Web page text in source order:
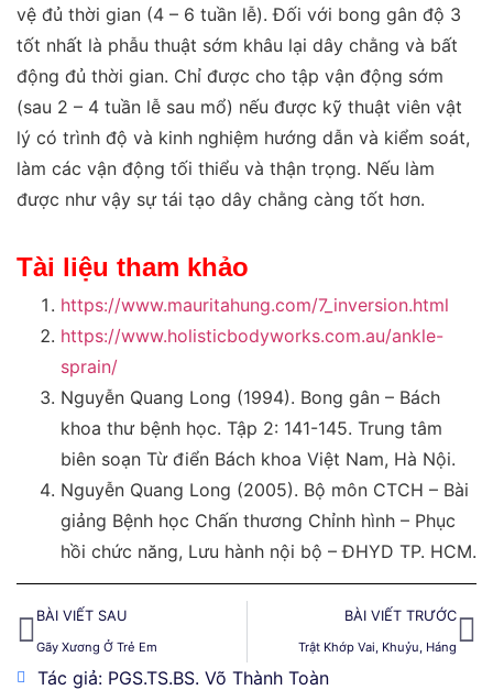
vệ đủ thời gian (4 – 6 tuần lễ). Đối với bong gân độ 3
tốt nhất là phẫu thuật sớm khâu lại dây chằng và bất
động đủ thời gian. Chỉ được cho tập vận động sớm
(sau 2 – 4 tuần lễ sau mổ) nếu được kỹ thuật viên vật
lý có trình độ và kinh nghiệm hướng dẫn và kiểm soát,
làm các vận động tối thiểu và thận trọng. Nếu làm
được như vậy sự tái tạo dây chằng càng tốt hơn.
Tài liệu tham khảo
https://www.mauritahung.com/7_inversion.html
https://www.holisticbodyworks.com.au/ankle-
sprain/
Nguyễn Quang Long (1994). Bong gân – Bách
khoa thư bệnh học. Tập 2: 141-145. Trung tâm
biên soạn Từ điển Bách khoa Việt Nam, Hà Nội.
Nguyễn Quang Long (2005). Bộ môn CTCH – Bài
giảng Bệnh học Chấn thương Chỉnh hình – Phục
hồi chức năng, Lưu hành nội bộ – ĐHYD TP. HCM.
BÀI VIẾT SAU
Gãy Xương Ở Trẻ Em
BÀI VIẾT TRƯỚC
Trật Khớp Vai, Khuỷu, Háng
Tác giả: PGS.TS.BS. Võ Thành Toàn